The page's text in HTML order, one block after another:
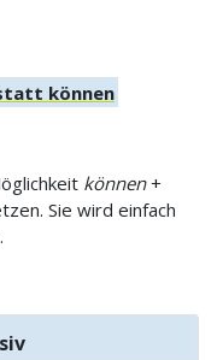
können
können+
Sie wird einfach